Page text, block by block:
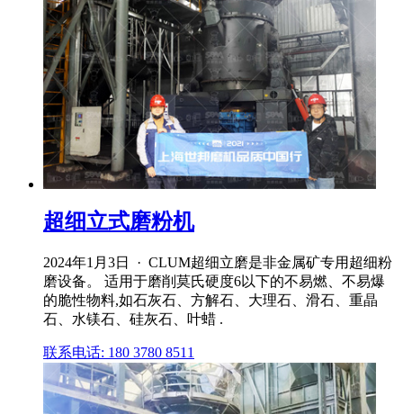
超细立式磨粉机
2024年1月3日 · CLUM超细立磨是非金属矿专用超细粉
磨设备。 适用于磨削莫氏硬度6以下的不易燃、不易爆
的脆性物料,如石灰石、方解石、大理石、滑石、重晶
石、水镁石、硅灰石、叶蜡 .
联系电话: 180 3780 8511